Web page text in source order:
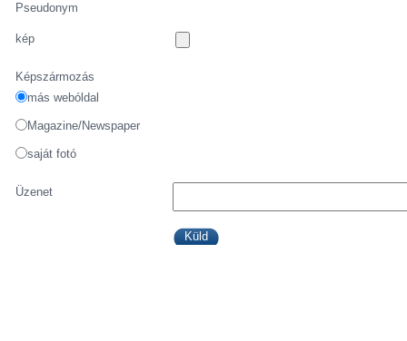
Pseudonym
kép
Képszármozás
más webóldal
Magazine/Newspaper
saját fotó
Üzenet